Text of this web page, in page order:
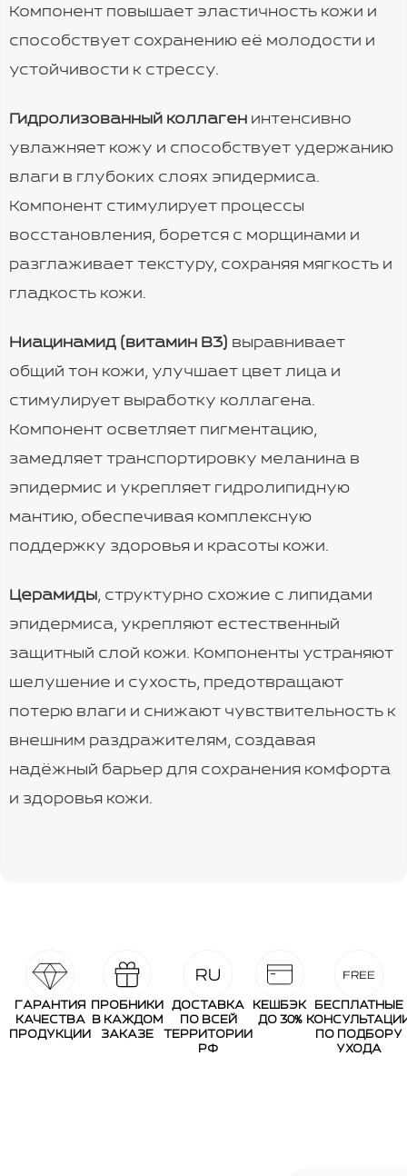
Компонент повышает эластичность кожи и
способствует сохранению её молодости и
устойчивости к стрессу.
Гидролизованный коллаген интенсивно
увлажняет кожу и способствует удержанию
влаги в глубоких слоях эпидермиса.
Компонент стимулирует процессы
восстановления, борется с морщинами и
разглаживает текстуру, сохраняя мягкость и
гладкость кожи.
Ниацинамид (витамин B3) выравнивает
общий тон кожи, улучшает цвет лица и
стимулирует выработку коллагена.
Компонент осветляет пигментацию,
замедляет транспортировку меланина в
эпидермис и укрепляет гидролипидную
мантию, обеспечивая комплексную
поддержку здоровья и красоты кожи.
Церамиды, структурно схожие с липидами
эпидермиса, укрепляют естественный
защитный слой кожи. Компоненты устраняют
шелушение и сухость, предотвращают
потерю влаги и снижают чувствительность к
внешним раздражителям, создавая
надёжный барьер для сохранения комфорта
и здоровья кожи.
ГАРАНТИЯ
КАЧЕСТВА
ПРОДУКЦИИ
ПРОБНИКИ
В КАЖДОМ
ЗАКАЗЕ
ДОСТАВКА
ПО ВСЕЙ
ТЕРРИТОРИИ
РФ
КЕШБЭК
ДО 30%
БЕСПЛАТНЫЕ
ПО ПОДБОРУ
УХОДА